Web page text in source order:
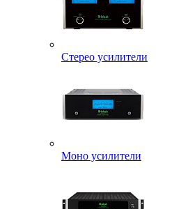
Стерео усилители
Моно усилители